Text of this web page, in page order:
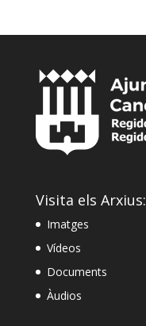
Visita els Arxius:
Imatges
Vídeos
Documents
Àudios